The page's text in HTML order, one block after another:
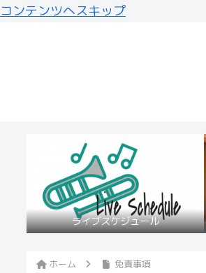
コンテンツへスキップ
ライブスケジュール
ホーム 免責事項